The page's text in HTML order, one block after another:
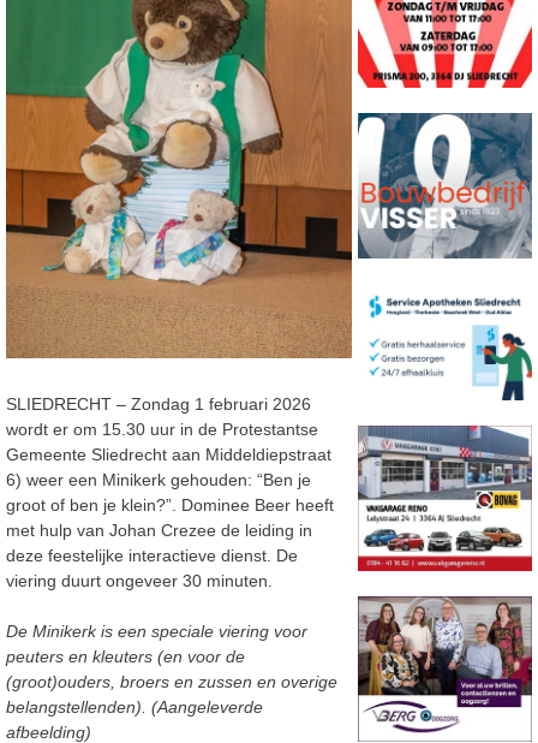
SLIEDRECHT – Zondag 1 februari 2026
wordt er om 15.30 uur in de Protestantse
Gemeente Sliedrecht aan Middeldiepstraat
6) weer een Minikerk gehouden: “Ben je
groot of ben je klein?”. Dominee Beer heeft
met hulp van Johan Crezee de leiding in
deze feestelijke interactieve dienst. De
viering duurt ongeveer 30 minuten.
De Minikerk is een speciale viering voor
peuters en kleuters (en voor de
(groot)ouders, broers en zussen en overige
belangstellenden). (Aangeleverde
afbeelding)